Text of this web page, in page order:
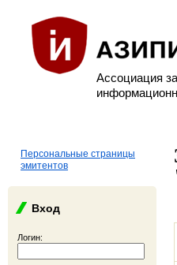
Ассоциация
Персональные страницы
эмитентов
Вход
Логин: